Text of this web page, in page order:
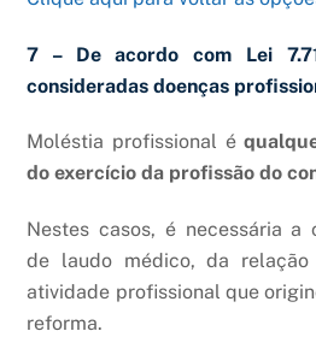
7 – De acordo com Lei
consideradas doenças
Moléstia profissional é
do exercício da profissão do
Nestes casos, é necessária a
de laudo médico, da
atividade profissional que
reforma.